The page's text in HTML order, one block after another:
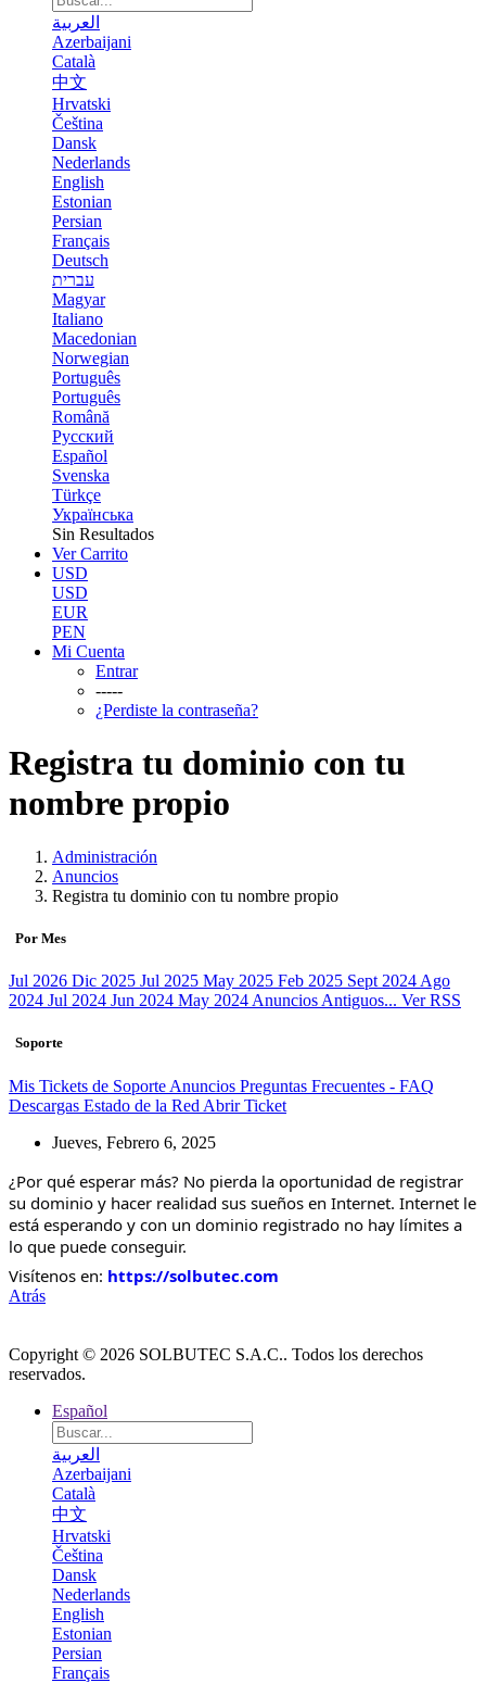
العربية
Azerbaijani
Català
中文
Hrvatski
Čeština
Dansk
Nederlands
English
Estonian
Persian
Français
Deutsch
עברית
Magyar
Italiano
Macedonian
Norwegian
Português
Português
Română
Русский
Español
Svenska
Türkçe
Українська
Sin Resultados
Ver Carrito
USD
USD
EUR
PEN
Mi Cuenta
Entrar
-----
¿Perdiste la contraseña?
Registra tu dominio con tu
nombre propio
Administración
Anuncios
Registra tu dominio con tu nombre propio
Por Mes
Jul 2026 Dic 2025 Jul 2025 May 2025 Feb 2025 Sept 2024 Ago
2024 Jul 2024 Jun 2024 May 2024 Anuncios Antiguos... Ver RSS
Soporte
Mis Tickets de Soporte Anuncios Preguntas Frecuentes - FAQ
Descargas Estado de la Red Abrir Ticket
Jueves, Febrero 6, 2025
¿Por qué esperar más? No pierda la oportunidad de registrar
su dominio y hacer realidad sus sueños en Internet. Internet le
está esperando y con un dominio registrado no hay límites a
lo que puede conseguir.
Visítenos en: https://solbutec.com
Atrás
Copyright © 2026 SOLBUTEC S.A.C.. Todos los derechos
reservados.
Español
العربية
Azerbaijani
Català
中文
Hrvatski
Čeština
Dansk
Nederlands
English
Estonian
Persian
Français